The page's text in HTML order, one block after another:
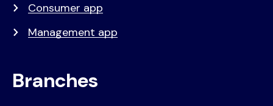
Consumer app
Management app
Branches